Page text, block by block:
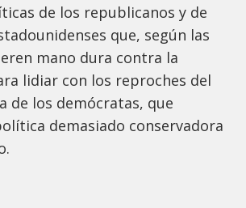
de los republicanos y de
que, según las
mano dura contra la
lidiar con los reproches del
de los demócratas, que
demasiado conservadora